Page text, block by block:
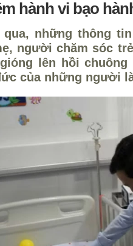
hành vi bạo
qua, những thông
người chăm sóc
lên hồi
của những người